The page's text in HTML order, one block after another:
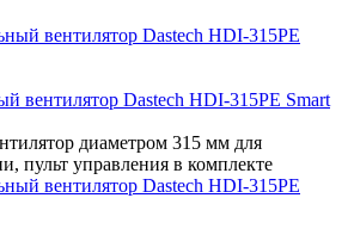
вентилятор Dastech HDI-315PE Smart
диаметром 315 мм для
пульт управления в комплекте